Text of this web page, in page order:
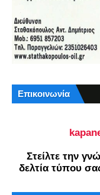
Επικοινωνία
Στείλτε την
δελτία τύπου